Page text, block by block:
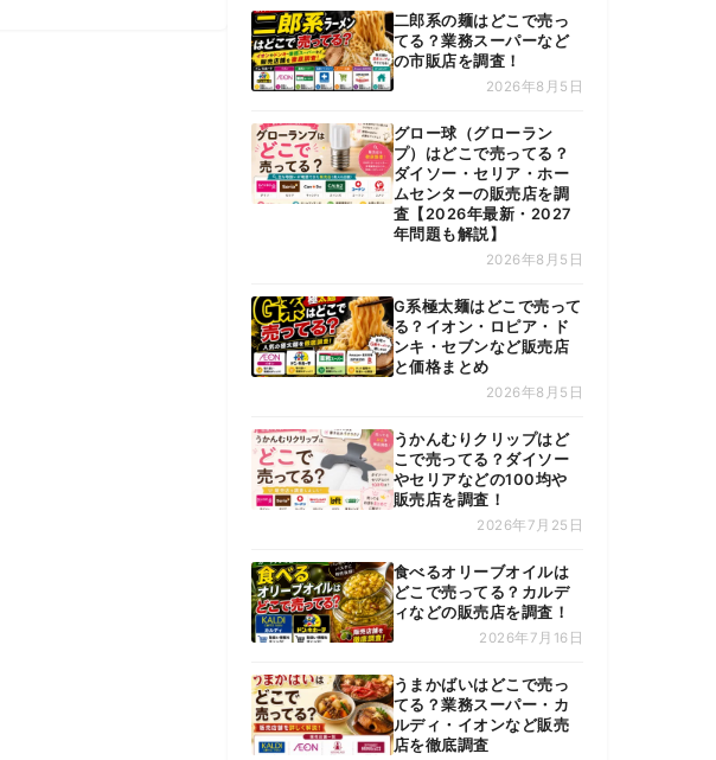
二郎系の麺はどこで売っ
てる？業務スーパーなど
の市販店を調査！
2026年8月5日
グロー球（グローラン
プ）はどこで売ってる？
ダイソー・セリア・ホー
ムセンターの販売店を調
査【2026年最新・2027
年問題も解説】
2026年8月5日
G系極太麺はどこで売って
る？イオン・ロピア・ド
ンキ・セブンなど販売店
と価格まとめ
2026年8月5日
うかんむりクリップはど
こで売ってる？ダイソー
やセリアなどの100均や
販売店を調査！
2026年7月25日
食べるオリーブオイルは
どこで売ってる？カルデ
ィなどの販売店を調査！
2026年7月16日
うまかばいはどこで売っ
てる？業務スーパー・カ
ルディ・イオンなど販売
店を徹底調査